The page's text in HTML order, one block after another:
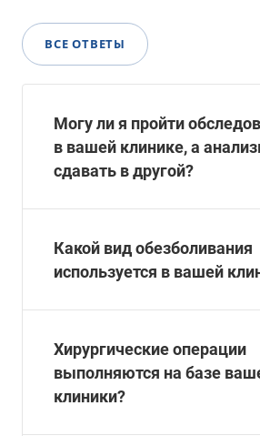
ВСЕ ОТВЕТЫ
Могу ли я пройти
в вашей клинике, а
сдавать в другой?
Какой вид обезболивания
используется в вашей
Хирургические операции
выполняются на базе
клиники?